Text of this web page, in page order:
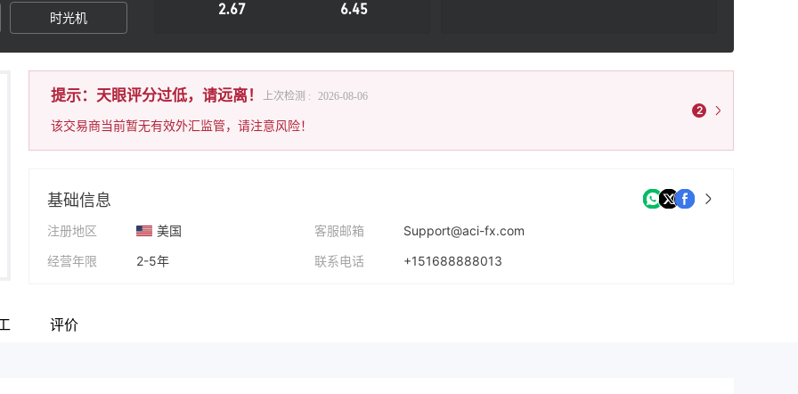
时光机 2.67 6.45
提示：天眼评分过低，请远离！ 上次检测 : 2026-08-06
该交易商当前暂无有效外汇监管，请注意风险！
2
基础信息
注册地区
美国
经营年限
2-5年
客服邮箱
Support@aci-fx.com
联系电话
+151688888013
评价